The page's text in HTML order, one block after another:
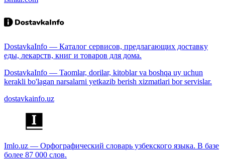
DostavkaInfo — Каталог сервисов, предлагающих доставку
еды, лекарств, книг и товаров для дома.
DostavkaInfo — Taomlar, dorilar, kitoblar va boshqa uy uchun
kerakli bo'lagan narsalarni yetkazib berish xizmatlari bor servislar.
dostavkainfo.uz
Imlo.uz — Орфографический словарь узбекского языка. В базе
более 87 000 слов.